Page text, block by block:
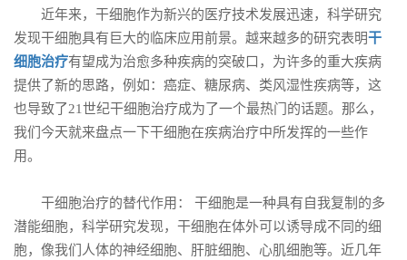
近年来，干细胞作为新兴的医疗技术发展迅速，科学研究
发现干细胞具有巨大的临床应用前景。越来越多的研究表明干
细胞治疗有望成为治愈多种疾病的突破口，为许多的重大疾病
提供了新的思路，例如：癌症、糖尿病、类风湿性疾病等，这
也导致了21世纪干细胞治疗成为了一个最热门的话题。那么，
我们今天就来盘点一下干细胞在疾病治疗中所发挥的一些作
用。
干细胞治疗的替代作用： 干细胞是一种具有自我复制的多
潜能细胞，科学研究发现，干细胞在体外可以诱导成不同的细
胞，像我们人体的神经细胞、肝脏细胞、心肌细胞等。近几年